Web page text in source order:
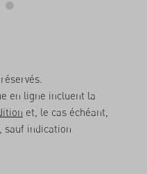
en ligne incluent la
et, le cas échéant,
sauf indication